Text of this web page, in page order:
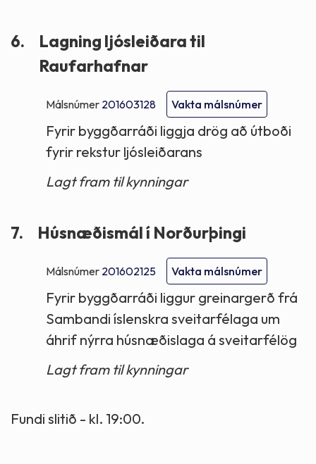
6.
Lagning ljósleiðara til
Raufarhafnar
Málsnúmer 201603128 Vakta málsnúmer
Fyrir byggðarráði liggja drög að útboði
fyrir rekstur ljósleiðarans
Lagt fram til kynningar
7. Húsnæðismál í Norðurþingi
Málsnúmer 201602125 Vakta málsnúmer
Fyrir byggðarráði liggur greinargerð frá
Sambandi íslenskra sveitarfélaga um
áhrif nýrra húsnæðislaga á sveitarfélög
Lagt fram til kynningar
Fundi slitið - kl. 19:00.